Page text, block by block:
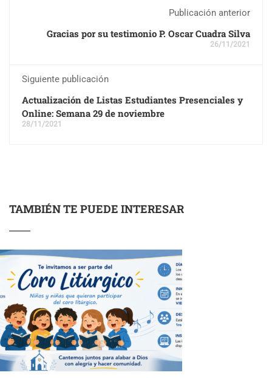
Publicación anterior
Gracias por su testimonio P. Oscar Cuadra Silva
26/11/2021
Siguiente publicación
Actualización de Listas Estudiantes Presenciales y
Online: Semana 29 de noviembre
28/11/2021
TAMBIÉN TE PUEDE INTERESAR